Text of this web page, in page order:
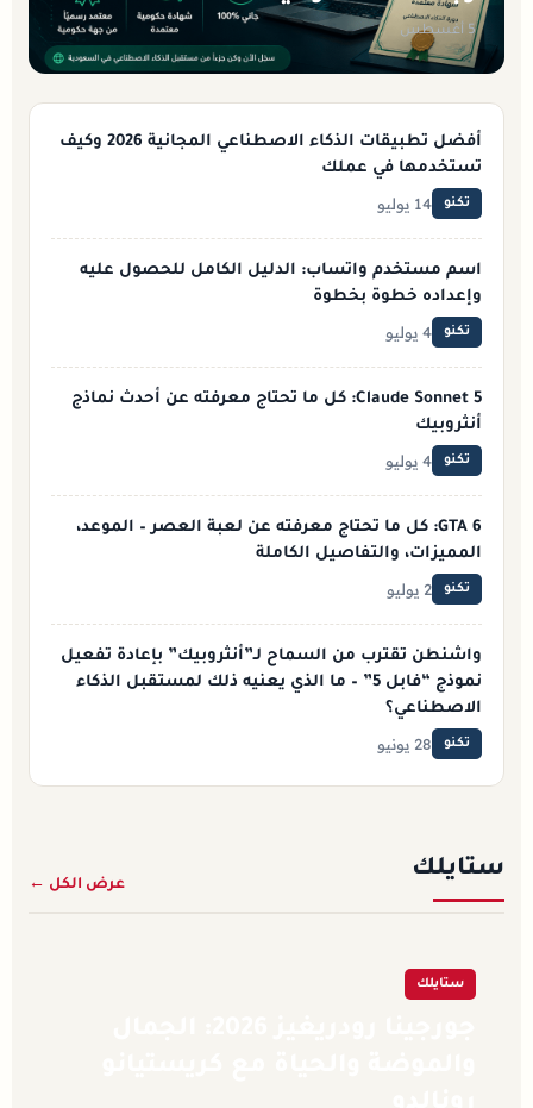
5 أغسطس
أفضل تطبيقات الذكاء الاصطناعي المجانية 2026 وكيف
تستخدمها في عملك
تكنو 14 يوليو
اسم مستخدم واتساب: الدليل الكامل للحصول عليه
وإعداده خطوة بخطوة
تكنو 4 يوليو
Claude Sonnet 5: كل ما تحتاج معرفته عن أحدث نماذج
أنثروبيك
تكنو 4 يوليو
GTA 6: كل ما تحتاج معرفته عن لعبة العصر – الموعد،
المميزات، والتفاصيل الكاملة
تكنو 2 يوليو
واشنطن تقترب من السماح لـ”أنثروبيك” بإعادة تفعيل
نموذج “فابل 5” – ما الذي يعنيه ذلك لمستقبل الذكاء
الاصطناعي؟
تكنو 28 يونيو
ستايلك
عرض الكل ←
ستايلك